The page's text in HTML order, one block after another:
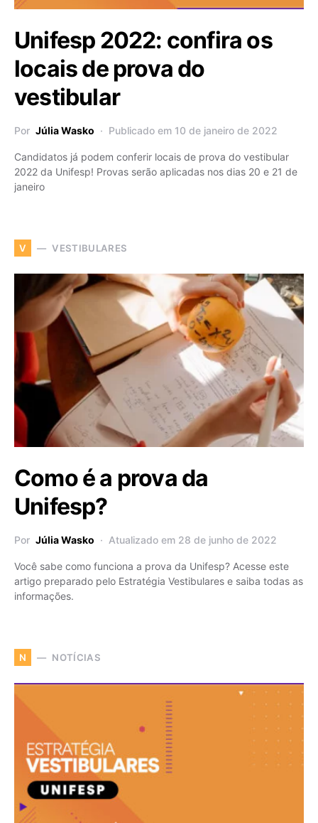
Unifesp 2022: confira os
locais de prova do
vestibular
Por Júlia Wasko Publicado em 10 de janeiro de 2022
Candidatos já podem conferir locais de prova do vestibular
2022 da Unifesp! Provas serão aplicadas nos dias 20 e 21 de
janeiro
V VESTIBULARES
Como é a prova da
Unifesp?
Por Júlia Wasko Atualizado em 28 de junho de 2022
Você sabe como funciona a prova da Unifesp? Acesse este
artigo preparado pelo Estratégia Vestibulares e saiba todas as
informações.
N NOTÍCIAS